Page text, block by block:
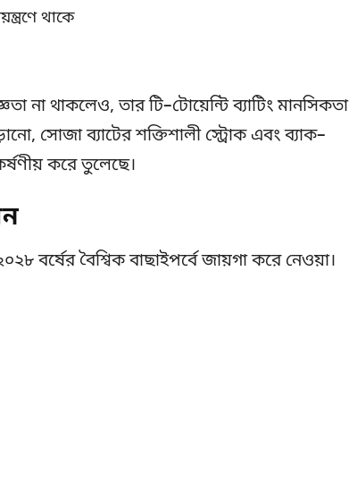
থাকে
না থাকলেও, তার টি–টোয়েন্টি ব্যাটিং মানসিকতা
সোজা ব্যাটের শক্তিশালী স্ট্রোক এবং ব্যাক–
করে তুলেছে।
বর্ষের বৈশ্বিক বাছাইপর্বে জায়গা করে নেওয়া।